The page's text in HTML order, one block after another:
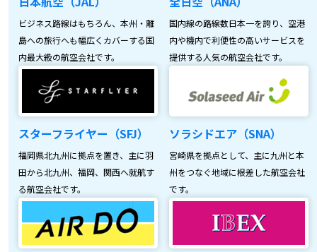
ビジネス路線はもちろん、本州・離
島への旅行へも幅広くカバーする国
内最大級の航空会社です。
国内線の路線数日本一を誇り、空港
内や機内で利便性の高いサービスを
提供する人気の航空会社です。
スターフライヤー（SFJ）
福岡県北九州に拠点を置き、主に羽
田から北九州、福岡、関西へ就航す
る航空会社です。
ソラシドエア（SNA）
宮崎県を拠点として、主に九州と本
州をつなぐ地域に根差した航空会社
です。